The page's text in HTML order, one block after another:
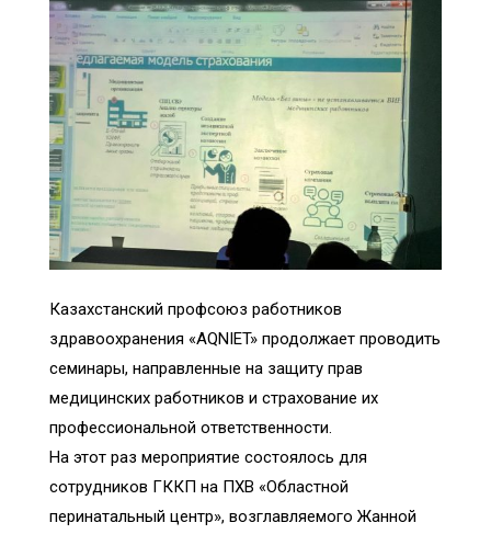
Казахстанский профсоюз работников
здравоохранения «AQNIET» продолжает проводить
семинары, направленные на защиту прав
медицинских работников и страхование их
профессиональной ответственности.
На этот раз мероприятие состоялось для
сотрудников ГККП на ПХВ «Областной
перинатальный центр», возглавляемого Жанной